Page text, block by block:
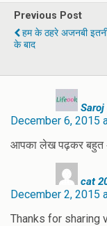
Previous Post
हम के ठहरे अजनबी
के बाद
Saroj
December 6, 2015
आपका लेख पढ़कर बहुत
cat
December 2, 2015
Thanks for sharing